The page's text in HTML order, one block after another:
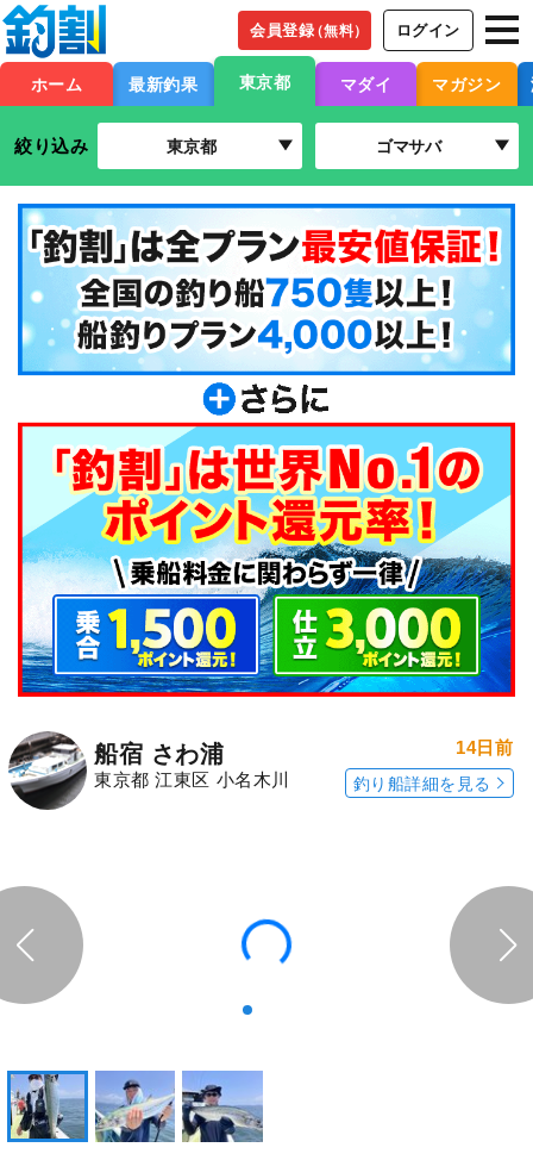
会員登録（無料） ログイン
ホーム 最新釣果 東京都 マダイ マガジン
絞り込み 東京都 ゴマサバ
船宿 さわ浦
東京都 江東区 小名木川
14日前
釣り船詳細を見る